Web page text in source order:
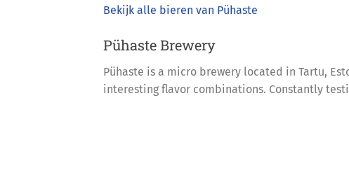
Bekijk alle bieren van Pühaste
Pühaste Brewery
Pühaste is a micro brewery located in Tartu,
interesting flavor combinations. Constantly